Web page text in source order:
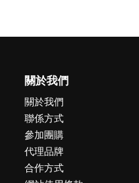
關於我們
關於我們
聯係方式
參加團購
代理品牌
合作方式